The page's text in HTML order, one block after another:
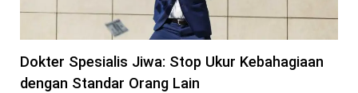
Dokter Spesialis Jiwa: Stop Ukur Kebahagiaan
dengan Standar Orang Lain